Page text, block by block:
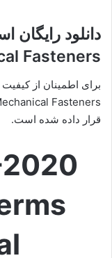
Fasteners
قرار داده شده است.
2020